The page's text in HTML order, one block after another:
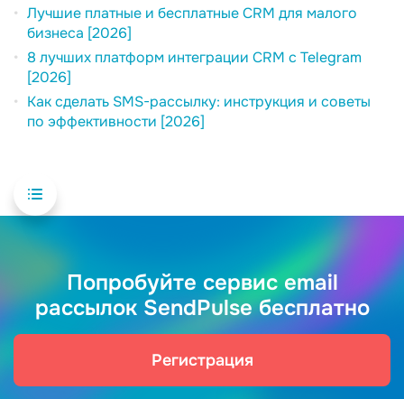
Лучшие платные и бесплатные CRM для малого
бизнеса [2026]
8 лучших платформ интеграции CRM с Telegram
[2026]
Как сделать SMS-рассылку: инструкция и советы
по эффективности [2026]
Попробуйте сервис email
рассылок SendPulse бесплатно
Регистрация